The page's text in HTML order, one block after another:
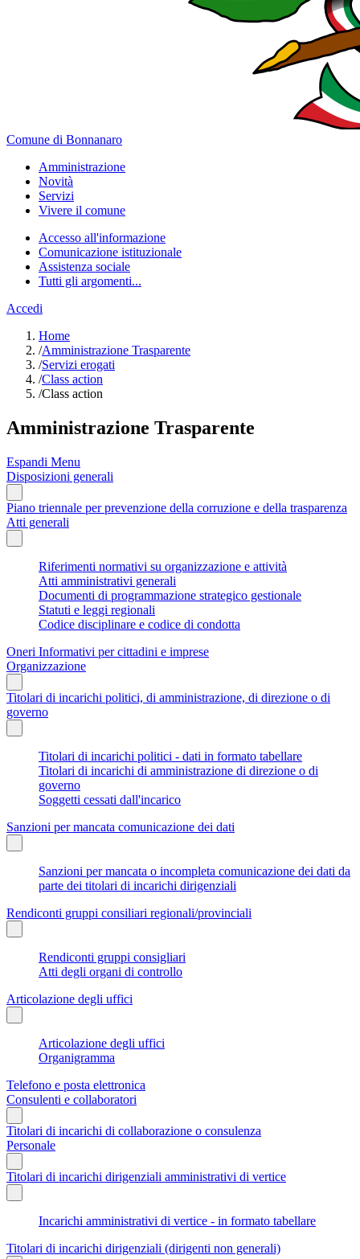
Comune di Bonnanaro
Amministrazione
Novità
Servizi
Vivere il comune
Accesso all'informazione
Comunicazione istituzionale
Assistenza sociale
Tutti gli argomenti...
Accedi
Home
/Amministrazione Trasparente
/Servizi erogati
/Class action
/Class action
Amministrazione Trasparente
Espandi Menu
Disposizioni generali
Piano triennale per prevenzione della corruzione e della trasparenza
Atti generali
Riferimenti normativi su organizzazione e attività
Atti amministrativi generali
Documenti di programmazione strategico gestionale
Statuti e leggi regionali
Codice disciplinare e codice di condotta
Oneri Informativi per cittadini e imprese
Organizzazione
Titolari di incarichi politici, di amministrazione, di direzione o di
governo
Titolari di incarichi politici - dati in formato tabellare
Titolari di incarichi di amministrazione di direzione o di
governo
Soggetti cessati dall'incarico
Sanzioni per mancata comunicazione dei dati
Sanzioni per mancata o incompleta comunicazione dei dati da
parte dei titolari di incarichi dirigenziali
Rendiconti gruppi consiliari regionali/provinciali
Rendiconti gruppi consigliari
Atti degli organi di controllo
Articolazione degli uffici
Articolazione degli uffici
Organigramma
Telefono e posta elettronica
Consulenti e collaboratori
Titolari di incarichi di collaborazione o consulenza
Personale
Titolari di incarichi dirigenziali amministrativi di vertice
Incarichi amministrativi di vertice - in formato tabellare
Titolari di incarichi dirigenziali (dirigenti non generali)